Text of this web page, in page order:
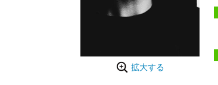
拡大する